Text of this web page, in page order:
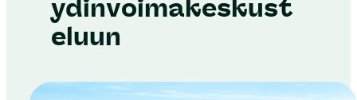
ydinvoimakeskust
eluun